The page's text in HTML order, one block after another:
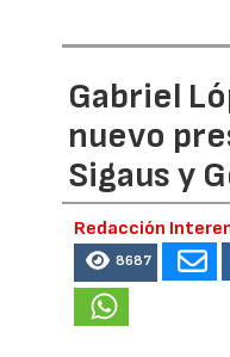
Gabriel
nuevo
Sigaus y
Redacción
8687